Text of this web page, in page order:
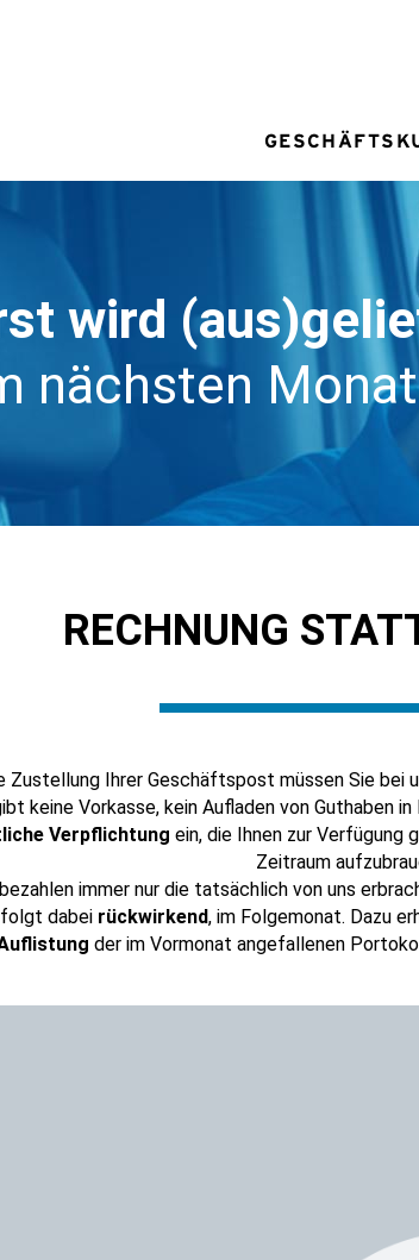
wird
nächsten
RECHNUNG
Zustellung Ihrer Geschäftspost müssen Sie bei
keine Vorkasse, kein Aufladen von Guthaben
Verpflichtung ein, die Ihnen zur
Zeitraum
immer nur die tatsächlich von uns
dabei rückwirkend, im Folgemonat. Dazu
der im Vormonat angefallenen